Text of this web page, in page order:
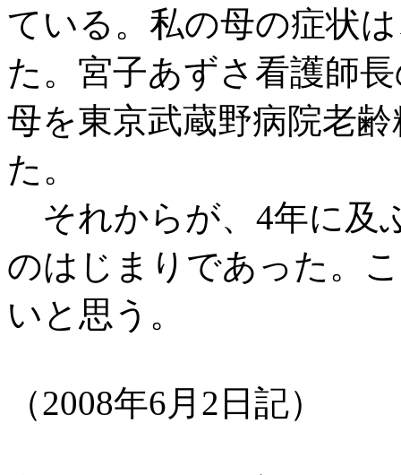
ている。私の母の症状
た。宮子あずさ看護師
母を東京武蔵野病院老
た。
それからが、4年に及
のはじまりであった。
いと思う。
（2008年